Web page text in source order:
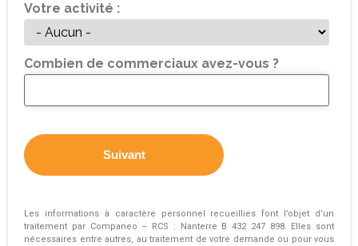
Votre activité :
Combien de commerciaux avez-vous ?
Suivant
Les informations à caractère personnel recueillies font l’objet d’un
traitement par Companeo – RCS : Nanterre B 432 247 898. Elles sont
nécessaires entre autres, au traitement de votre demande ou pour vous